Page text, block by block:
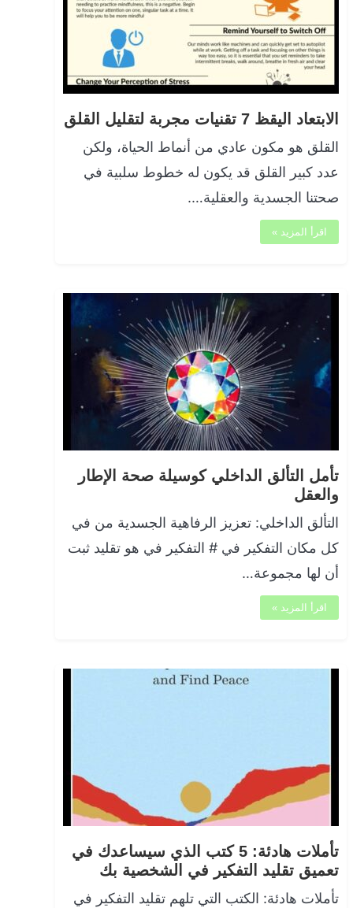
الابتعاد اليقظ 7 تقنيات مجربة لتقليل القلق
القلق هو مكون عادي من أنماط الحياة، ولكن
عدد كبير القلق قد يكون له خطوط سلبية في
صحتنا الجسدية والعقلية….
اقرأ المزيد »
تأمل التألق الداخلي كوسيلة صحة الإطار
والعقل
التألق الداخلي: تعزيز الرفاهية الجسدية من في
كل مكان التفكير في # التفكير في هو تقليد ثبت
أن لها مجموعة…
اقرأ المزيد »
تأملات هادئة: 5 كتب الذي سيساعدك في
تعميق تقليد التفكير في الشخصية بك
تأملات هادئة: الكتب التي تلهم تقليد التفكير في